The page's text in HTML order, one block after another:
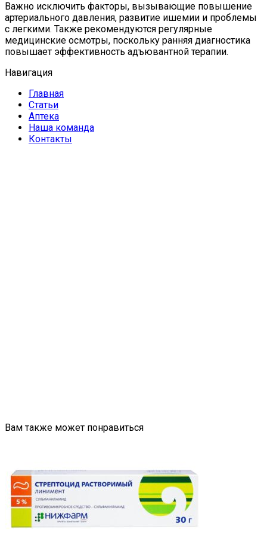
Важно исключить факторы, вызывающие повышение
артериального давления, развитие ишемии и проблемы
с легкими. Также рекомендуются регулярные
медицинские осмотры, поскольку ранняя диагностика
повышает эффективность адъювантной терапии.
Навигация
Главная
Статьи
Аптека
Наша команда
Контакты
Вам также может понравиться